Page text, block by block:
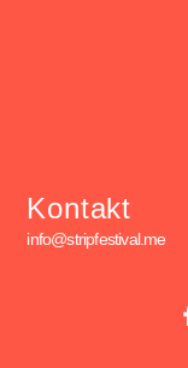
Kontakt
info@stripfestival.me